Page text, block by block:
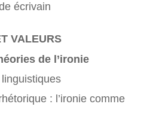
écrivain
VALEURS
de l’ironie
: l’ironie comme